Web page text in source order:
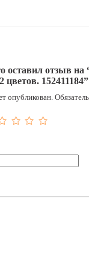
оставил отзыв
цветов. 152411184”
опубликован.